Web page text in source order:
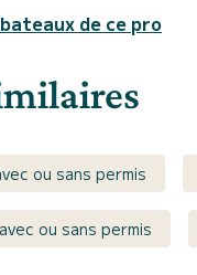
de ce pro
ou sans permis
ou sans permis